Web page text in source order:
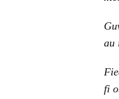
au
fi